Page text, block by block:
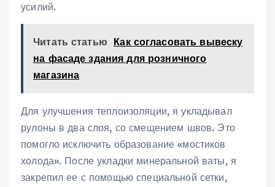
усилий.
Читать статью Как согласовать вывеску
на фасаде здания для розничного
магазина
Для улучшения теплоизоляции, я укладывал
рулоны в два слоя, со смещением швов. Это
помогло исключить образование «мостиков
холода». После укладки минеральной ваты, я
закрепил ее с помощью специальной сетки,